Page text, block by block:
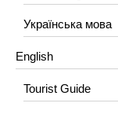
Українська мова
English
Tourist Guide